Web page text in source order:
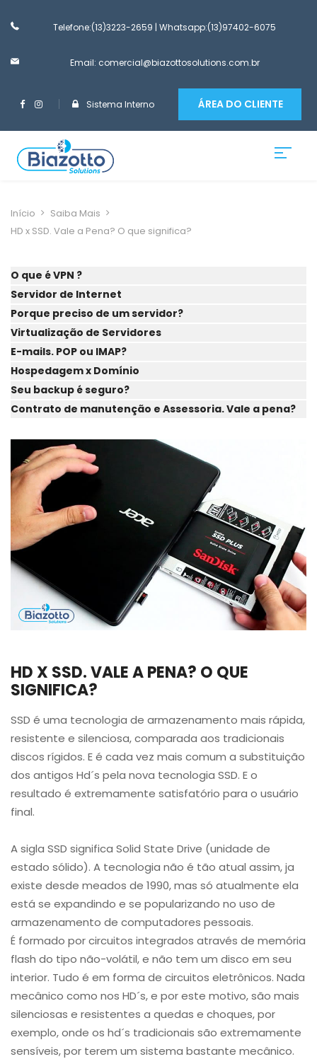
Telefone:(13)3223-2659 | Whatsapp:(13)97402-6075
Email: comercial@biazottosolutions.com.br
Sistema Interno ÁREA DO CLIENTE
Início
Saiba Mais
HD x SSD. Vale a Pena? O que significa?
O que é VPN ?
Servidor de Internet
Porque preciso de um servidor?
Virtualização de Servidores
E-mails. POP ou IMAP?
Hospedagem x Domínio
Seu backup é seguro?
Contrato de manutenção e Assessoria. Vale a pena?
HD X SSD. VALE A PENA? O QUE
SIGNIFICA?
SSD é uma tecnologia de armazenamento mais rápida,
resistente e silenciosa, comparada aos tradicionais
discos rígidos. E é cada vez mais comum a substituição
dos antigos Hd´s pela nova tecnologia SSD. E o
resultado é extremamente satisfatório para o usuário
final.
A sigla SSD significa Solid State Drive (unidade de
estado sólido). A tecnologia não é tão atual assim, ja
existe desde meados de 1990, mas só atualmente ela
está se expandindo e se popularizando no uso de
armazenamento de computadores pessoais.
É formado por circuitos integrados através de memória
flash do tipo não-volátil, e não tem um disco em seu
interior. Tudo é em forma de circuitos eletrônicos. Nada
mecânico como nos HD´s, e por este motivo, são mais
silenciosas e resistentes a quedas e choques, por
exemplo, onde os hd´s tradicionais são extremamente
sensíveis, por terem um sistema bastante mecânico.